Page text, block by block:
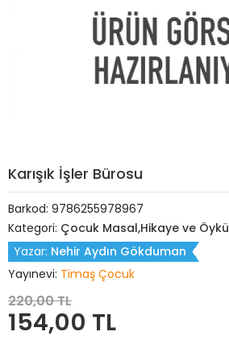
Karışık İşler Bürosu
Barkod: 9786255978967
Kategori: Çocuk Masal,Hikaye ve Öykü
Yazar: Nehir Aydın Gökduman
Yayınevi: Timaş Çocuk
220,00 TL
154,00 TL